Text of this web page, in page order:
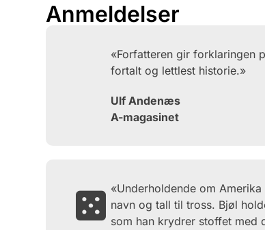
Anmeldelser
«Forfatteren gir forklaringen
fortalt og lettlest historie.»
Ulf Andenæs
A-magasinet
«Underholdende om
navn og tall til tross. Bjøl
som han krydrer stoffet med